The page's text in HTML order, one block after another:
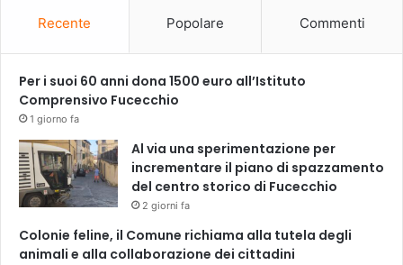
Recente Popolare Commenti
Per i suoi 60 anni dona 1500 euro all’Istituto
Comprensivo Fucecchio
1 giorno fa
Al via una sperimentazione per
incrementare il piano di spazzamento
del centro storico di Fucecchio
2 giorni fa
Colonie feline, il Comune richiama alla tutela degli
animali e alla collaborazione dei cittadini